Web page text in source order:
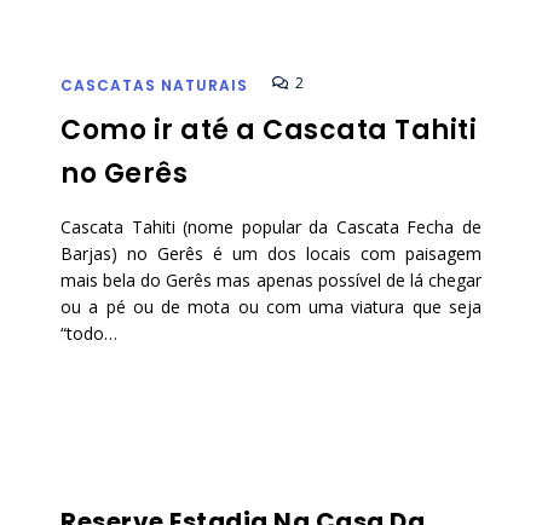
CASCATAS NATURAIS 2
Como ir até a Cascata Tahiti
no Gerês
Cascata Tahiti (nome popular da Cascata Fecha de
Barjas) no Gerês é um dos locais com paisagem
mais bela do Gerês mas apenas possível de lá chegar
ou a pé ou de mota ou com uma viatura que seja
“todo…